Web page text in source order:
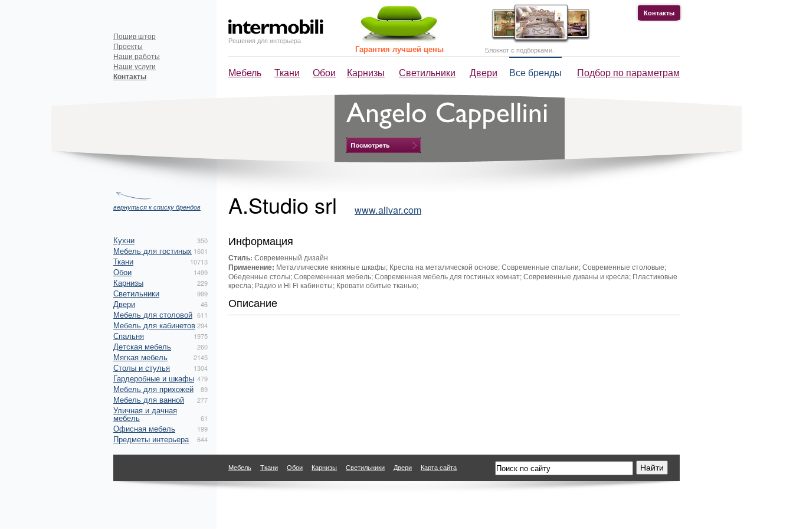
Решения для интерьера
Мебель Ткани Обои Карнизы Светильники Двери Все бренды Подбор по параметрам
Пошив штор
Проекты
Наши работы
Наши услуги
Контакты
Контакты
Гарантия лучшей цены Блокнот с подборками.
вернуться к списку брендов
Кухни 350
Мебель для гостиных 1601
Ткани 10713
Обои 1499
Карнизы 229
Светильники 999
Двери 46
Мебель для столовой 611
Мебель для кабинетов294
Спальня 1975
Детская мебель 260
Мягкая мебель 2145
Столы и стулья 1304
Гардеробные и шкафы 479
Мебель для прихожей 89
Мебель для ванной 277
Уличная и дачная
мебель 61
Офисная мебель 199
Предметы интерьера 644
A.Studio srl www.alivar.com
Информация
Стиль: Современный дизайн
Применение: Металлические книжные шкафы; Кресла на металической основе; Современные спальни; Современные столовые;
Обеденные столы; Современнная мебель; Современная мебель для гостиных комнат; Современные диваны и кресла; Пластиковые
кресла; Радио и Hi Fi кабинеты; Кровати обитые тканью;
Описание
Мебель Ткани Обои Карнизы Светильники Двери Карта сайта